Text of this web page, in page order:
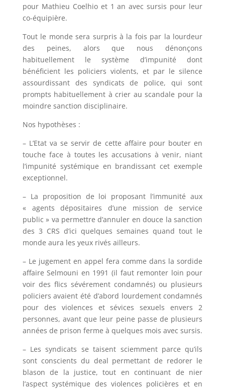
pour Mathieu Coelhio et 1 an avec sursis pour leur
co-équipière.
Tout le monde sera surpris à la fois par la lourdeur
des peines, alors que nous dénonçons
habituellement le système d’impunité dont
bénéficient les policiers violents, et par le silence
assourdissant des syndicats de police, qui sont
prompts habituellement à crier au scandale pour la
moindre sanction disciplinaire.
Nos hypothèses :
– L’Etat va se servir de cette affaire pour bouter en
touche face à toutes les accusations à venir, niant
l’impunité systémique en brandissant cet exemple
exceptionnel.
– La proposition de loi proposant l’immunité aux
« agents dépositaires d’une mission de service
public » va permettre d’annuler en douce la sanction
des 3 CRS d’ici quelques semaines quand tout le
monde aura les yeux rivés ailleurs.
– Le jugement en appel fera comme dans la sordide
affaire Selmouni en 1991 (il faut remonter loin pour
voir des flics sévérement condamnés) ou plusieurs
policiers avaient été d’abord lourdement condamnés
pour des violences et sévices sexuels envers 2
personnes, avant que leur peine passe de plusieurs
années de prison ferme à quelques mois avec sursis.
– Les syndicats se taisent sciemment parce qu’ils
sont conscients du deal permettant de redorer le
blason de la justice, tout en continuant de nier
l’aspect systémique des violences policières et en